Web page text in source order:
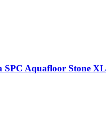
SPC Aquafloor Stone XL